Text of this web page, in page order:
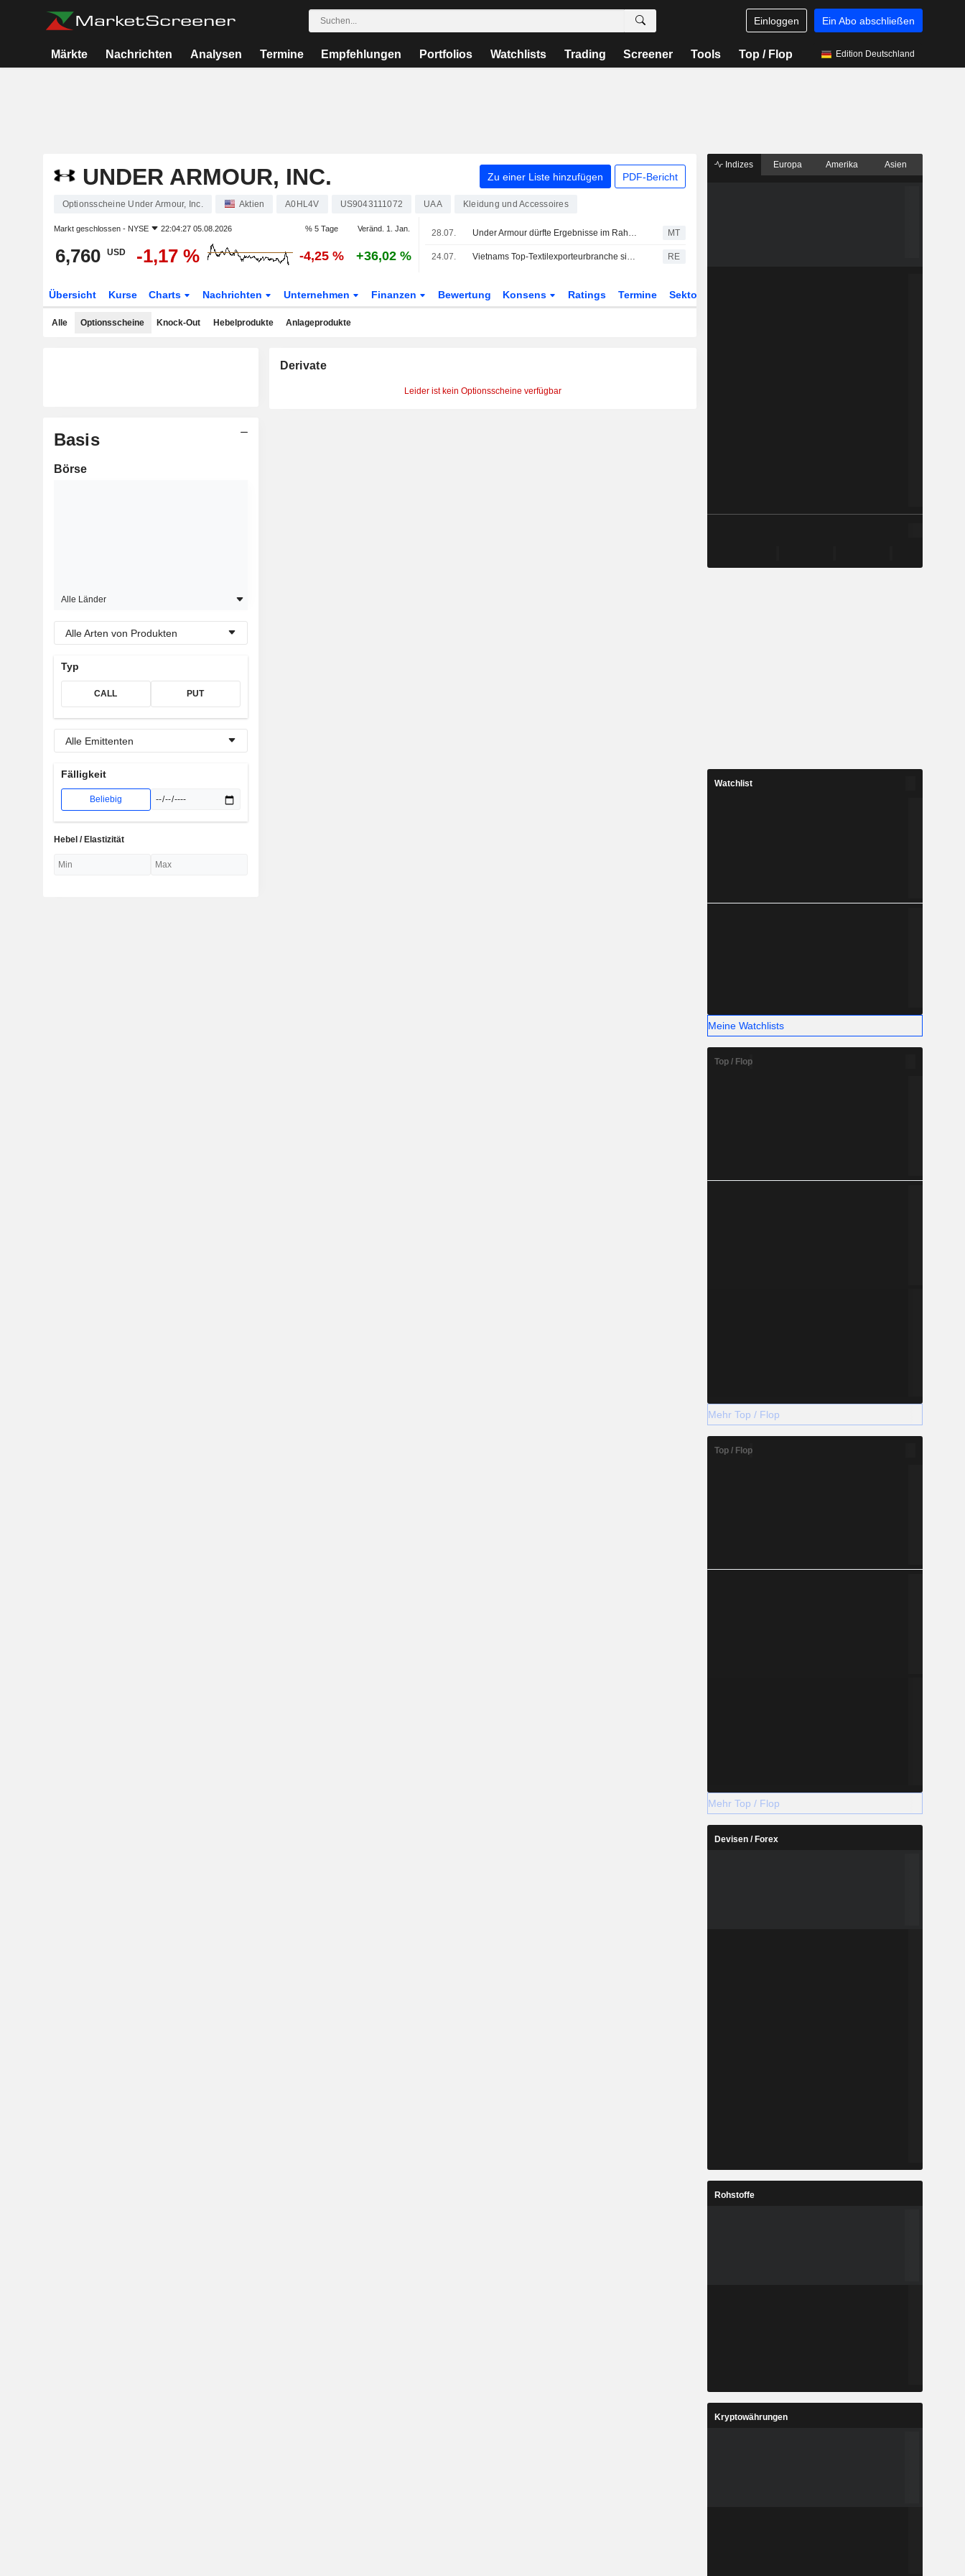
Einloggen Ein Abo abschließen
Märkte Nachrichten Analysen Termine Empfehlungen Portfolios Watchlists Trading Screener Tools Top / Flop Edition Deutschland
UNDER ARMOUR, INC. Zu einer Liste hinzufügen PDF-Bericht
Optionsscheine Under Armour, Inc. Aktien A0HL4V US9043111072 UAA Kleidung und Accessoires
Markt geschlossen - NYSE 22:04:27 05.08.2026 % 5 Tage Veränd. 1. Jan.
6,760 USD -1,17 % -4,25 % +36,02 %
28.07. Under Armour dürfte Ergebnisse im Rahmen der Erwartungen vorlegen, sagt UBS MT
24.07. Vietnams Top-Textilexporteurbranche sieht sich mit höheren US-Zöllen als Wettbewerber konfrontiert RE
Übersicht Kurse Charts Nachrichten Unternehmen Finanzen Bewertung Konsens Ratings Termine Sektor
Alle Optionsscheine Knock-Out Hebelprodukte Anlageprodukte
Basis
Börse
Alle Länder
Alle Arten von Produkten
Typ
CALL PUT
Alle Emittenten
Fälligkeit
Beliebig
Hebel / Elastizität
Derivate
Leider ist kein Optionsscheine verfügbar
Indizes Europa Amerika Asien
Watchlist
Meine Watchlists
Top / Flop
Mehr Top / Flop
Top / Flop
Mehr Top / Flop
Devisen / Forex
Rohstoffe
Kryptowährungen